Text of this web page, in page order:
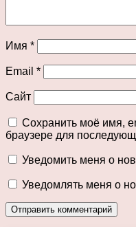
Имя *
Email *
Сайт
Сохранить моё имя,
браузере для
Уведомить меня о
Уведомлять меня о